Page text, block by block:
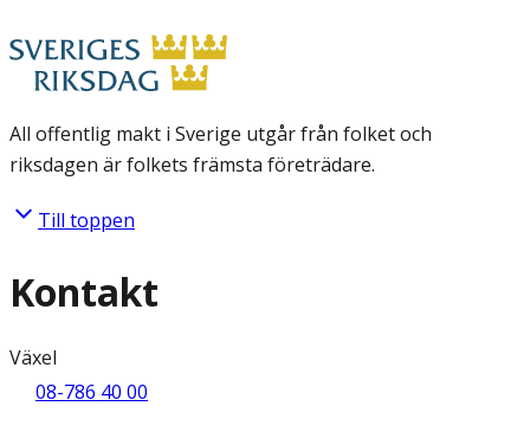
All offentlig makt i Sverige utgår från folket och
riksdagen är folkets främsta företrädare.
Till toppen
Kontakt
Växel
08-786 40 00